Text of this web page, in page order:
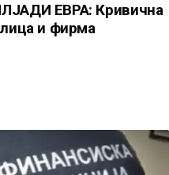
ЕВРА: Кривична
лица и фирма